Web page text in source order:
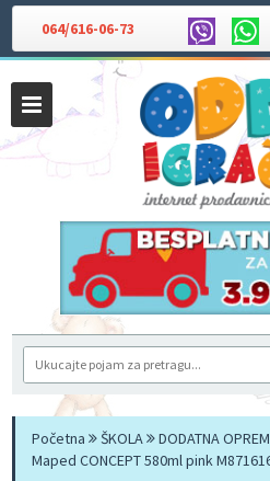
064/616-06-73
Početna ŠKOLA DODATNA
Maped CONCEPT 580ml pink